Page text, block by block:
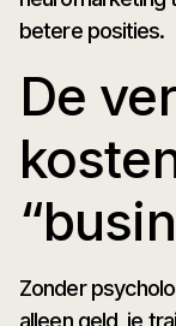
betere posities.
De
Zonder
alleen geld, je